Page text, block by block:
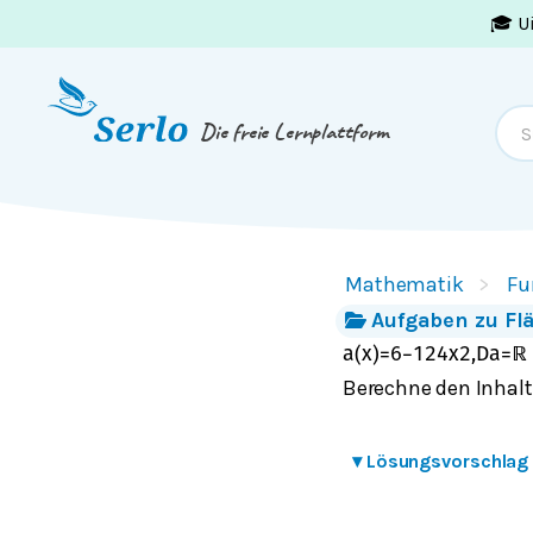
🎓
Die freie Lernplattform
Mathematik
Aufgaben zu
a(x)=6−1 24x2,Da= ℝ
Berechne den
▾ Lösungsvorschlag